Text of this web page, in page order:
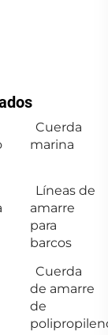
Cuerda
marina
Líneas de
amarre
para
barcos
Cuerda
de amarre
de